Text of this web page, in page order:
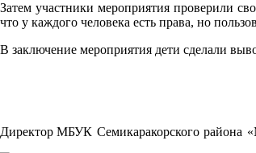
Затем участники мероприятия проверили
что у каждого человека есть права, но
В заключение мероприятия дети сделали
Директор МБУК Семикаракорского района